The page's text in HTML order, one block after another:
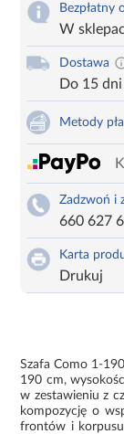
Bezpłatny
W
Dostawa
Do 15
Metody
Zadzwoń i
660 627
Karta
Drukuj
Szafa Como 1-
190 cm,
w zestawieniu z
kompozycję o
frontów i